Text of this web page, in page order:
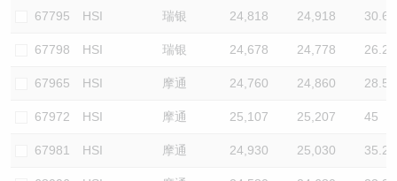
67795 HSI 瑞银 24,818 24,918 30.6
67798 HSI 瑞银 24,678 24,778 26.2
67965 HSI 摩通 24,760 24,860 28.5
67972 HSI 摩通 25,107 25,207 45
67981 HSI 摩通 24,930 25,030 35.2